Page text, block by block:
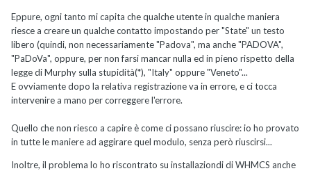
Eppure, ogni tanto mi capita che qualche utente in qualche maniera
riesce a creare un qualche contatto impostando per "State" un testo
libero (quindi, non necessariamente "Padova", ma anche "PADOVA",
"PaDoVa", oppure, per non farsi mancar nulla ed in pieno rispetto della
legge di Murphy sulla stupidità(*), "Italy" oppure "Veneto"...
E ovviamente dopo la relativa registrazione va in errore, e ci tocca
intervenire a mano per correggere l'errore.
Quello che non riesco a capire è come ci possano riuscire: io ho provato
in tutte le maniere ad aggirare quel modulo, senza però riuscirsi...
Inoltre, il problema lo ho riscontrato su installaziondi di WHMCS anche